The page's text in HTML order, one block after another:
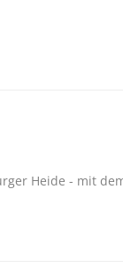
Heide - mit